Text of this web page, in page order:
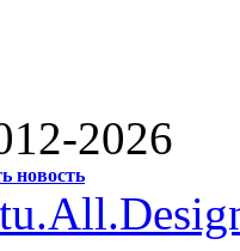
2026
новость